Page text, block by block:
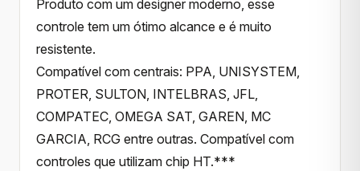
Produto com um designer moderno, esse
controle tem um ótimo alcance e é muito
resistente.
Compatível com centrais: PPA, UNISYSTEM,
PROTER, SULTON, INTELBRAS, JFL,
COMPATEC, OMEGA SAT, GAREN, MC
GARCIA, RCG entre outras. Compatível com
controles que utilizam chip HT.***